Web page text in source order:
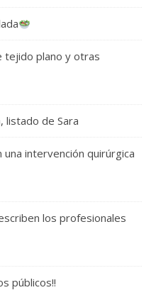
tejido plano y otras
listado de Sara
intervención quirúrgica
los profesionales
públicos!!